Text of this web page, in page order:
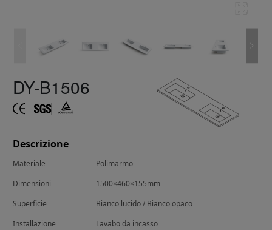
DY-B1506
Descrizione
Materiale
Polimarmo
Dimensioni
1500×460×155mm
Superficie
Bianco lucido / Bianco opaco
Installazione
Lavabo da incasso